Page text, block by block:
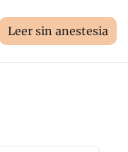
Leer sin anestesia